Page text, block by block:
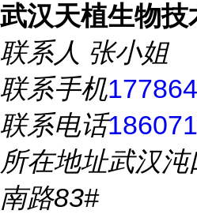
武汉天植生物技
联系人 张小姐
联系手机
联系电话
所在地址武汉沌
南路83#